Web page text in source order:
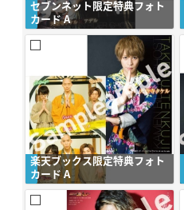
セブンネット限定特典フォト
カード A
楽天ブックス限定特典フォト
カード A